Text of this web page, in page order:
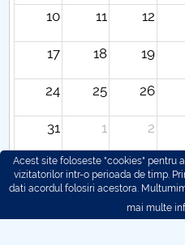
10 11 12
17 18 19
24 25 26
31 1 2
Acest site foloseste "cookies" pentru
vizitatorilor intr-o perioada de timp.
dati acordul folosiri acestora.
mai multe